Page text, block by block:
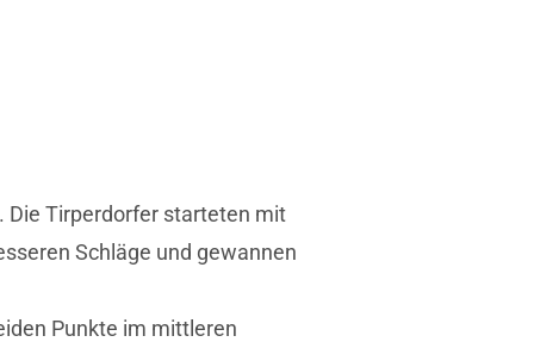
Die Tirperdorfer starteten mit
Schläge und gewannen
Punkte im mittleren